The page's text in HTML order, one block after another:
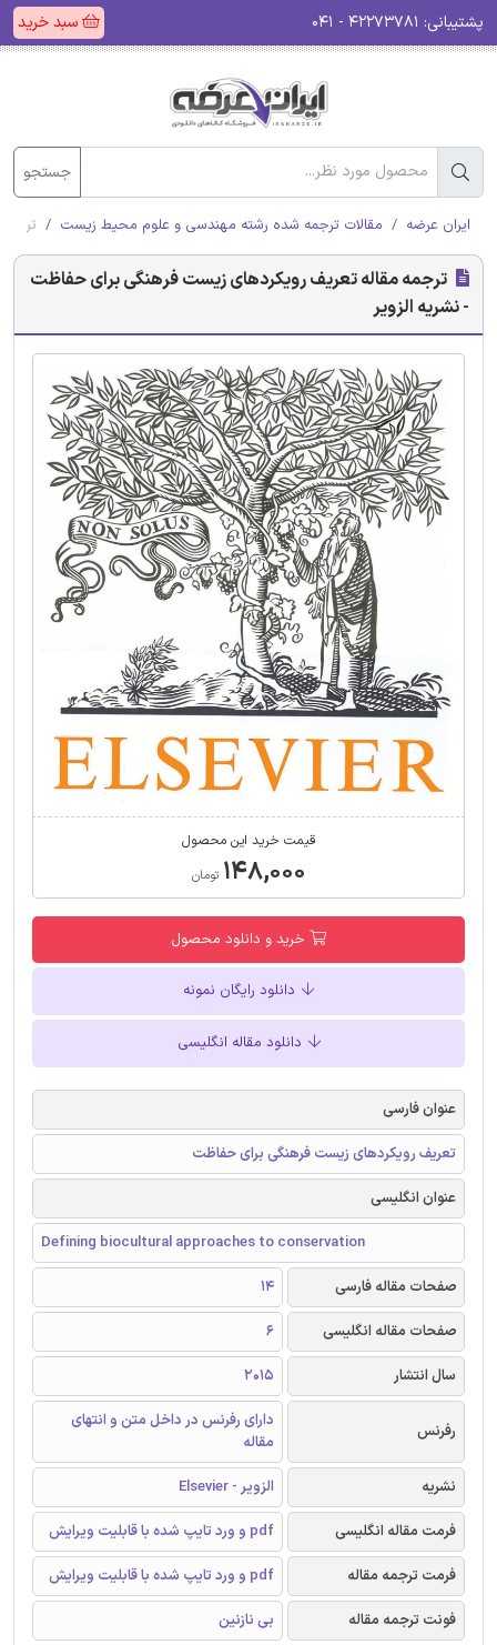
پشتیبانی: سبد خرید
جستجو
ایران عرضه مقالات ترجمه شده رشته مهندسی و علوم محیط زیست
ترجمه مقاله تعریف رویکردهای زیست فرهنگی برای حفاظت
- نشریه الزویر
قیمت خرید این محصول
۱۴۸,۰۰۰ تومان
خرید و دانلود محصول
دانلود رایگان نمونه
دانلود مقاله انگلیسی
عنوان فارسی
تعریف رویکردهای زیست فرهنگی برای حفاظت
عنوان انگلیسی
Defining biocultural approaches to conservation
صفحات مقاله فارسی
14
صفحات مقاله انگلیسی
6
سال انتشار
2015
رفرنس
دارای رفرنس در داخل متن و انتهای
مقاله
نشریه
الزویر - Elsevier
فرمت مقاله انگلیسی
pdf و ورد تایپ شده با قابلیت ویرایش
فرمت ترجمه مقاله
pdf و ورد تایپ شده با قابلیت ویرایش
فونت ترجمه مقاله
بی نازنین